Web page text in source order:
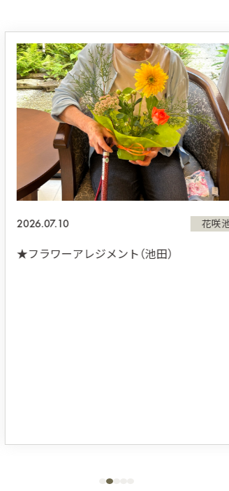
2026.07.10 花咲池田21
★フラワーアレジメント（池田）